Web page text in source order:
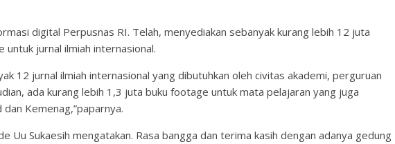
digital Perpusnas RI. Telah, menyediakan sebanyak kurang lebih 12 juta
jurnal ilmiah internasional.
12 jurnal ilmiah internasional yang dibutuhkan oleh civitas akademi, perguruan
ada kurang lebih 1,3 juta buku footage untuk mata pelajaran yang juga
Kemenag,”paparnya.
Uu Sukaesih mengatakan. Rasa bangga dan terima kasih dengan adanya gedung